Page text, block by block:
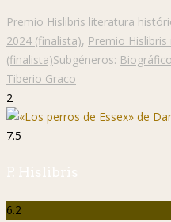
Premio Hislibris literatura
2024 (finalista), Premio
(finalista)Subgéneros: Biográfico
Tiberio Graco
2
7.5
P. Hislibris
6.2